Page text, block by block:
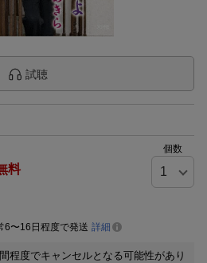
試聴
料
個数
6〜16日程度で発送 詳細
程度でキャンセルとなる可能性があり